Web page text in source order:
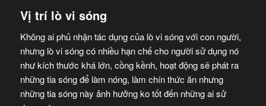
Vị trí lò vi sóng
Không ai phủ nhận tác dụng của lò vi sóng với con người,
nhưng lò vi sóng có nhiều hạn chế cho người sử dụng nó
như kích thước khá lớn, cồng kềnh, hoạt động sẽ phát ra
những tia sóng để làm nóng, làm chín thức ăn nhưng
những tia sóng này ảnh hưởng ko tốt đến những ai sử